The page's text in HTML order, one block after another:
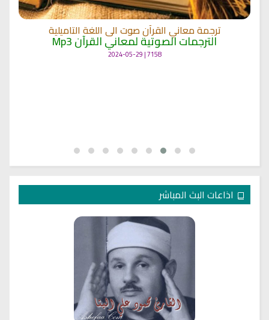
ترجمة معاني القرآن صوت الى اللغة التاميلية
الترجمات الصوتية لمعاني القرآن Mp3
7158 | 2024-05-29
اذاعات البث المباشر